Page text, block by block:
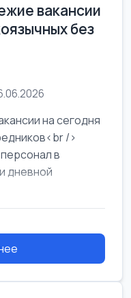
вакансии
без
на сегодня
/>
в
дневной